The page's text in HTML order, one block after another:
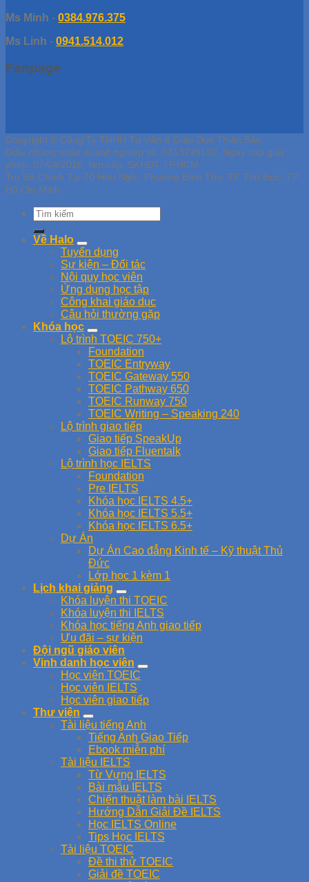
Ms Minh - 0384.976.375
Ms Linh - 0941.514.012
Fanpage
Copyright © Công Ty TNHH Tư Vấn & Giáo Dục Thiên Bảo
Giấy chứng nhận doanh nghiệp số: 0313739102, Ngày cấp giấy
phép: 07/04/2016, Nơi cấp: SKHDT TP.HCM
Trụ Sở Chính Tại 70 Hữu Nghị, Phường Bình Thọ, TP Thủ Đức, TP
Hồ Chí Minh
Về Halo
Tuyển dụng
Sự kiện – Đối tác
Nội quy học viên
Ứng dụng học tập
Công khai giáo dục
Câu hỏi thường gặp
Khóa học
Lộ trình TOEIC 750+
Foundation
TOEIC Entryway
TOEIC Gateway 550
TOEIC Pathway 650
TOEIC Runway 750
TOEIC Writing – Speaking 240
Lộ trình giao tiếp
Giao tiếp SpeakUp
Giao tiếp Fluentalk
Lộ trình học IELTS
Foundation
Pre IELTS
Khóa học IELTS 4.5+
Khóa học IELTS 5.5+
Khóa học IELTS 6.5+
Dự Án
Dự Án Cao đẳng Kinh tế – Kỹ thuật Thủ
Đức
Lớp học 1 kèm 1
Lịch khai giảng
Khóa luyện thi TOEIC
Khóa luyện thi IELTS
Khóa học tiếng Anh giao tiếp
Ưu đãi – sự kiện
Đội ngũ giáo viên
Vinh danh học viên
Học viên TOEIC
Học viên IELTS
Học viên giao tiếp
Thư viện
Tài liệu tiếng Anh
Tiếng Anh Giao Tiếp
Ebook miễn phí
Tài liệu IELTS
Từ Vựng IELTS
Bài mẫu IELTS
Chiến thuật làm bài IELTS
Hướng Dẫn Giải Đề IELTS
Học IELTS Online
Tips Học IELTS
Tài liệu TOEIC
Đề thi thử TOEIC
Giải đề TOEIC